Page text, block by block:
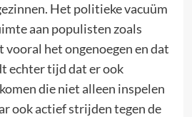
Het politieke vacuüm
aan populisten zoals
vooral het ongenoegen en dat
echter tijd dat er ook
die niet alleen inspelen
ook actief strijden tegen de